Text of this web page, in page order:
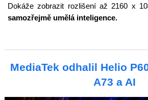
Dokáže zobrazit rozlišení až 2160 x
samozřejmě umělá inteligence.
MediaTek odhalil Helio
A73 a AI